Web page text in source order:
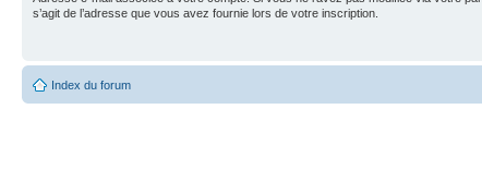
s’agit de l’adresse que vous avez fournie lors de votre inscription.
Index du forum